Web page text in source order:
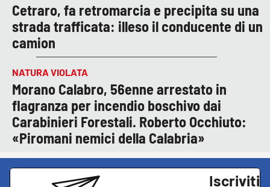
Cetraro, fa retromarcia e precipita su una
strada trafficata: illeso il conducente di un
camion
NATURA VIOLATA
Morano Calabro, 56enne arrestato in
flagranza per incendio boschivo dai
Carabinieri Forestali. Roberto Occhiuto:
«Piromani nemici della Calabria»
Iscriviti